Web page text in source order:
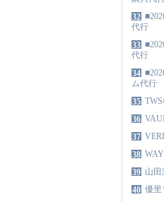
32
代行
33
代行
34
ム代行
35
36
37
38
39 山田
40 優里